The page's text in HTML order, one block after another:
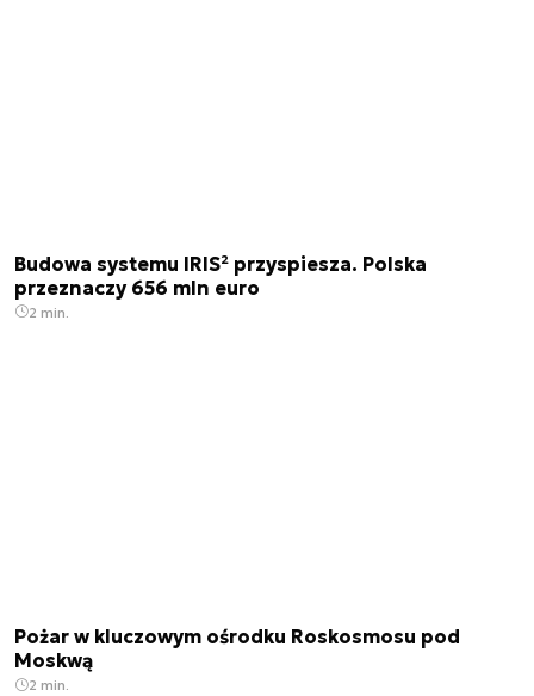
Budowa systemu IRIS² przyspiesza. Polska
przeznaczy 656 mln euro
2 min.
Pożar w kluczowym ośrodku Roskosmosu pod
Moskwą
2 min.